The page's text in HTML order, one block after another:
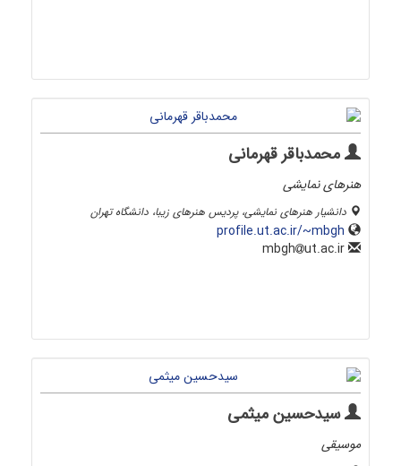
محمدباقر قهرمانی
هنرهای نمایشی
دانشیار هنرهای نمایشی، پردیس هنرهای زیبا، دانشگاه تهران
profile.ut.ac.ir/~mbgh
ut.ac.ir
سیدحسین میثمی
موسیقی